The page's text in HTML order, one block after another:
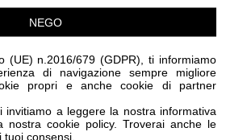
NEGO
(UE) n.2016/679 (GDPR), ti informiamo
di navigazione sempre migliore
propri e anche cookie di partner
invitiamo a leggere la nostra informativa
nostra cookie policy. Troverai anche le
consensi.
presentando la mostra:
La personale intercetta
protagonista del ciclo
dallo spazio espositivo: la
nel presente, il senso
globali e la trasmissione della